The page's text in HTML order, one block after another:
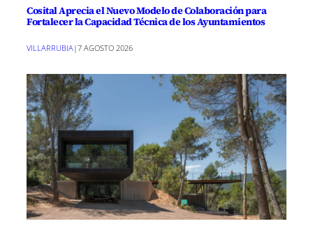
Cosital Aprecia el Nuevo Modelo de Colaboración para
Fortalecer la Capacidad Técnica de los Ayuntamientos
VILLARRUBIA|7 AGOSTO 2026